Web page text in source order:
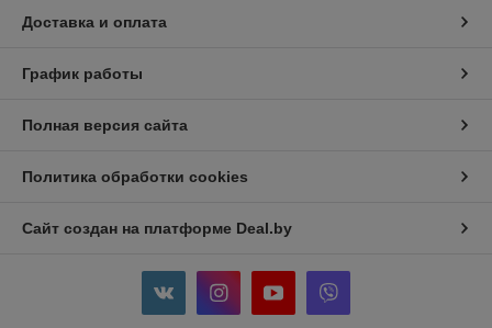
Доставка и оплата
График работы
Полная версия сайта
Политика обработки cookies
Сайт создан на платформе Deal.by